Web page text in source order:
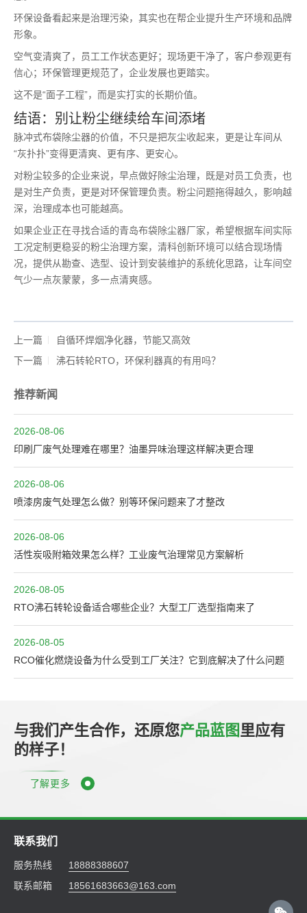
环保设备看起来是治理污染，其实也在帮企业提升生产环境和品牌
形象。
空气变清爽了，员工工作状态更好；现场更干净了，客户参观更有
信心；环保管理更规范了，企业发展也更踏实。
这不是“面子工程”，而是实打实的长期价值。
结语：别让粉尘继续给车间添堵
脉冲式布袋除尘器的价值，不只是把灰尘收起来，更是让车间从
“灰扑扑”变得更清爽、更有序、更安心。
对粉尘较多的企业来说，早点做好除尘治理，既是对员工负责，也
是对生产负责，更是对环保管理负责。粉尘问题拖得越久，影响越
深，治理成本也可能越高。
如果企业正在寻找合适的青岛布袋除尘器厂家，希望根据车间实际
工况定制更稳妥的粉尘治理方案，清科创新环境可以结合现场情
况，提供从勘查、选型、设计到安装维护的系统化思路，让车间空
气少一点灰蒙蒙，多一点清爽感。
上一篇
自循环焊烟净化器，节能又高效
下一篇
沸石转轮RTO，环保利器真的有用吗？
推荐新闻
2026-08-06
印刷厂废气处理难在哪里？油墨异味治理这样解决更合理
2026-08-06
喷漆房废气处理怎么做？别等环保问题来了才整改
2026-08-06
活性炭吸附箱效果怎么样？工业废气治理常见方案解析
2026-08-05
RTO沸石转轮设备适合哪些企业？大型工厂选型指南来了
2026-08-05
RCO催化燃烧设备为什么受到工厂关注？它到底解决了什么问题
与我们产生合作，还原您产品蓝图里应有
的样子！
了解更多
联系我们
服务热线
18888388607
联系邮箱
18561683663@163.com